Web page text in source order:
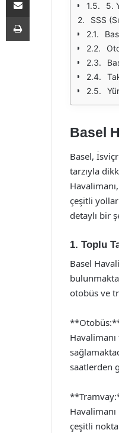
5.
SSS
Basel
Basel,
tarzıyla
çeşitli
detaylı bir
1. Toplu
Basel
otobüs ve
**Otobüs:**
saatlerden
çeşitli